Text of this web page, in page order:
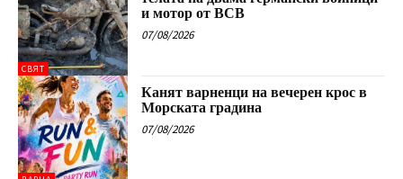
СВЯТ
и мотор от ВСВ
07/08/2026
Канят варненци на вечерен крос в
Морската градина
07/08/2026